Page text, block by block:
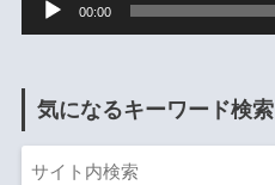
00:00
気になるキーワード検索